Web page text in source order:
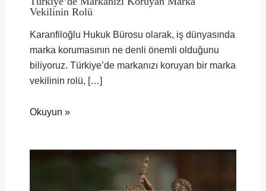
Vekilinin Rolü
Karanfiloğlu Hukuk Bürosu olarak, iş dünyasında
marka korumasının ne denli önemli olduğunu
biliyoruz. Türkiye’de markanızı koruyan bir marka
vekilinin rolü, […]
Okuyun »